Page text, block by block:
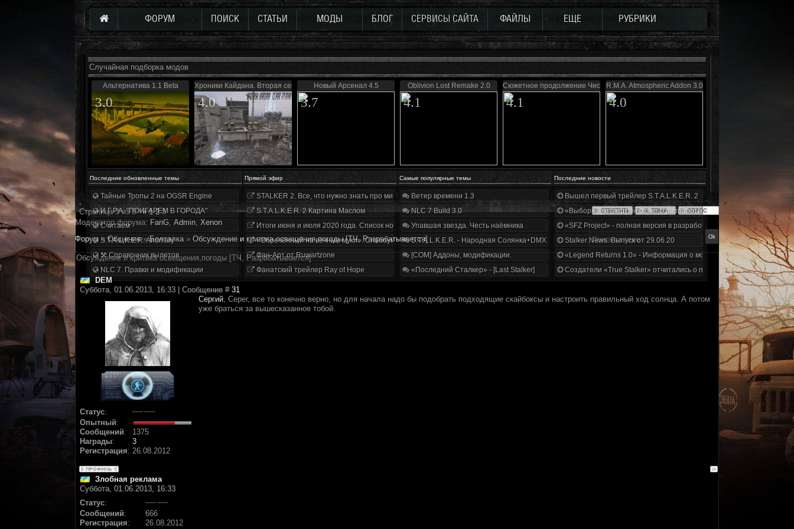
ФОРУМ ПОИСК СТАТЬИ МОДЫ БЛОГ СЕРВИСЫ САЙТА ФАЙЛЫ ЕЩЕ РУБРИКИ
Случайная подборка модов
Альтернатива 1.1 Beta
3.0
Хроники Кайдана. Вторая серия
4.0
Новый Арсенал 4.5
3.7
Oblivion Lost Remake 2.0
4.1
Сюжетное продолжение Чистого неба
4.1
R.M.A. Atmospheric Addon 3.0
4.0
Последние обновленные темы Прямой эфир Самые популярные темы Последние новости
Тайные Тропы 2 на OGSR Engine
И.Г.Р.А. "ПОИГАРЕМ В ГОРОДА"
Считаем
S.T.A.L.K.E.R. Anomaly
⚒ Справочник вылетов
NLC 7. Правки и модификации
STALKER 2. Все, что нужно знать про мир, геймплей и сюжет | Разбор трейлера
S.T.A.L.K.E.R. 2 Картина Маслом
Итоги июня и июля 2020 года. Список нововведений
«Обречённый на вечные муки». Слабоумие и отвага
Фан-Арт от Ruwartzone
Фанатский трейлер Ray of Hope
Ветер времени 1.3
NLC 7 Build 3.0
Упавшая звезда. Честь наёмника
S.T.A.L.K.E.R. - Народная Солянка+DMX 1.3.5.ООП.МА.К.
[COM] Аддоны, модификации.
«Последний Сталкер» - [Last Stalker]
Вышел первый трейлер S.T.A.L.K.E.R. 2
«Выбор» - четвертый отчет о разработке!
«SFZ Project» - полная версия в разработке!
Stalker News. Выпуск от 29.06.20
«Legend Returns 1.0» - Информация о моде за июнь 2020
Создатели «True Stalker» отчитались о проделанной работе
Страница3из3 « 1 2 3
Модератор форума: FanG, Аdmin, Xenon
Форум » Общение » Болталка » Обсуждение и критика освещения,погоды [ТЧ, Разрабатывается]
Обсуждение и критика освещения,погоды [ТЧ, Разрабатывается]
DEM
Суббота, 01.06.2013, 16:33 | Сообщение # 31
Статус:
Опытный:
Сообщений:
1375
Награды:
3
Регистрация: 26.08.2012
Сергий, Серег, все то конечно верно, но для начала надо бы подобрать подходящие скайбоксы и настроить правильный ход солнца. А потом
уже браться за вышесказанное тобой.
Злобная реклама
Суббота, 01.06.2013, 16:33
Статус:
Сообщений:
666
Регистрация: 26.08.2012